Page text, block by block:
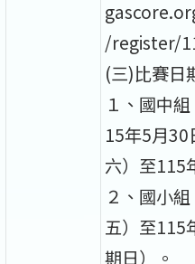
/register/
(三)比賽日
１、國中
15年5月30
六）至115
２、國小
五）至115
期日）。